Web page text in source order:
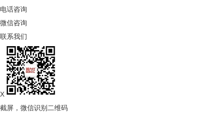
电话咨询
微信咨询
联系我们
X
截屏，微信识别二维码